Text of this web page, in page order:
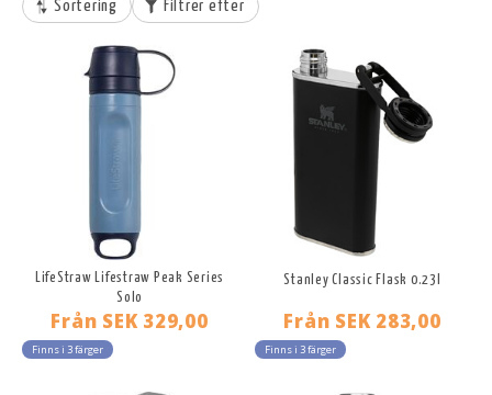
Sortering Filtrer efter
LifeStraw Lifestraw Peak Series
Solo
Från SEK 329,00
Finns i 3 färger
Stanley Classic Flask 0.23l
Från SEK 283,00
Finns i 3 färger